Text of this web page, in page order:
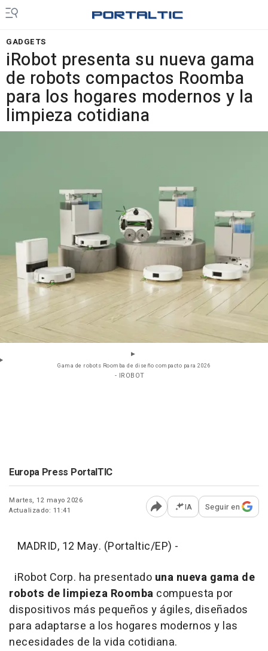
GADGETS
iRobot presenta su nueva gama
de robots compactos Roomba
para los hogares modernos y la
limpieza cotidiana
Gama de robots Roomba de diseño compacto para 2026
- IROBOT
Europa Press PortalTIC
Martes, 12 mayo 2026
Actualizado: 11:41
Abrir opciones para
IA Seguir en
MADRID, 12 May. (Portaltic/EP) -
iRobot Corp. ha presentado una nueva gama de
robots de limpieza Roomba compuesta por
dispositivos más pequeños y ágiles, diseñados
para adaptarse a los hogares modernos y las
necesidades de la vida cotidiana.